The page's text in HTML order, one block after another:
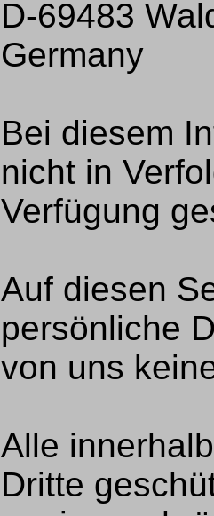
D-69483
Germany
Bei diesem
nicht in
Verfügung
Auf diesen
persönliche
von uns
Alle
Dritte